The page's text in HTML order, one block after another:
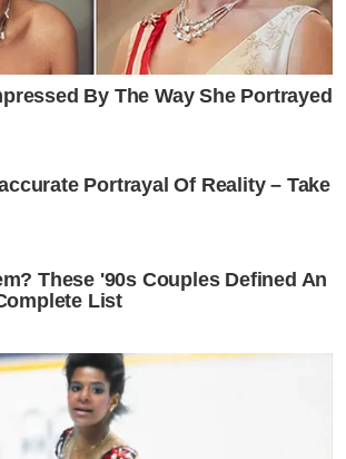
By The Way She Portrayed
Portrayal Of Reality – Take
These '90s Couples Defined An
List